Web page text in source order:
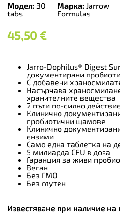
Модел: 30
tabs
Марка: Jarrow
Formulas
45,50 €
Jarro-Dophilus® Digest
документирани
С добавени
Насърчава
хранителните вещества
2 пъти по-силно действие
Клинично
пробиотични щамове
Клинично
ензими
Само една таблетка на
5 милиарда CFU в доза
Гаранция за живи
Веган
Без ГМО
Без глутен
Известяване при наличие на